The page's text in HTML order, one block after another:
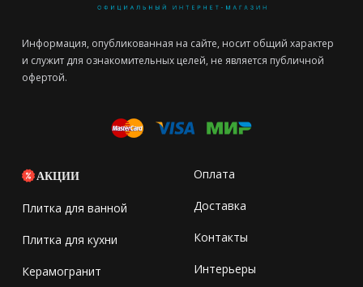
Информация, опубликованная на сайте, носит общий характер
и служит для ознакомительных целей, не является публичной
офертой.
АКЦИИ
Плитка для ванной
Плитка для кухни
Керамогранит
Оплата
Доставка
Контакты
Интерьеры